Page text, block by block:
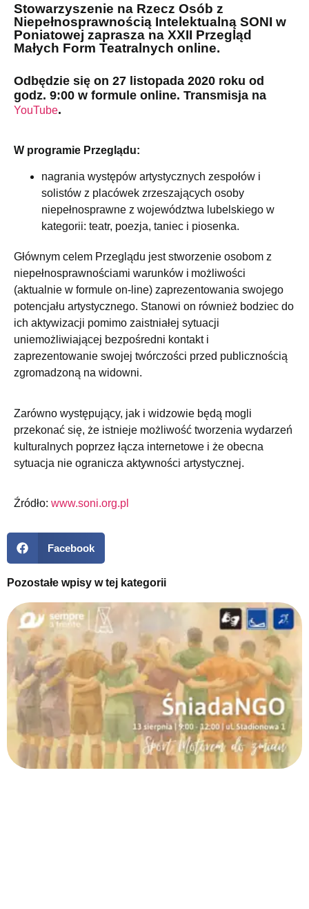
Stowarzyszenie na Rzecz Osób z
Niepełnosprawnością Intelektualną SONI w
Poniatowej zaprasza na XXII Przegląd
Małych Form Teatralnych online.
Odbędzie się on 27 listopada 2020 roku od
godz. 9:00 w formule online. Transmisja na
YouTube.
W programie Przeglądu:
nagrania występów artystycznych zespołów i
solistów z placówek zrzeszających osoby
niepełnosprawne z województwa lubelskiego w
kategorii: teatr, poezja, taniec i piosenka.
Głównym celem Przeglądu jest stworzenie osobom z
niepełnosprawnościami warunków i możliwości
(aktualnie w formule on-line) zaprezentowania swojego
potencjału artystycznego. Stanowi on również bodziec do
ich aktywizacji pomimo zaistniałej sytuacji
uniemożliwiającej bezpośredni kontakt i
zaprezentowanie swojej twórczości przed publicznością
zgromadzoną na widowni.
Zarówno występujący, jak i widzowie będą mogli
przekonać się, że istnieje możliwość tworzenia wydarzeń
kulturalnych poprzez łącza internetowe i że obecna
sytuacja nie ogranicza aktywności artystycznej.
Źródło: www.soni.org.pl
Facebook
Pozostałe wpisy w tej kategorii